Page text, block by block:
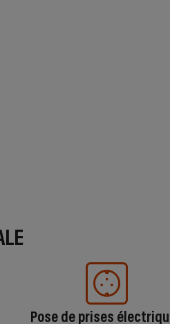
Pose de prises